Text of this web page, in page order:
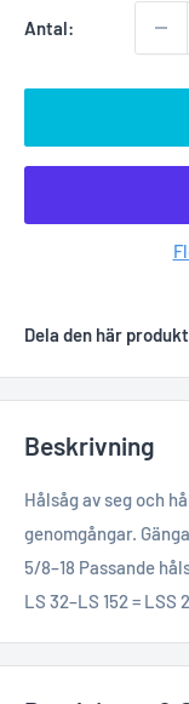
Antal:
Dela den här
Beskrivning
Hålsåg av seg och
genomgångar.
5/8–18 Passande
LS 32–LS 152 = LSS 2